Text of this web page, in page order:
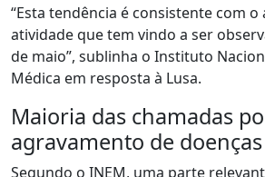
“Esta tendência é consistente com
atividade que tem vindo a ser
de maio”, sublinha o Instituto
Médica em resposta à Lusa.
Maioria das chamadas
agravamento de
Segundo o INEM, uma parte